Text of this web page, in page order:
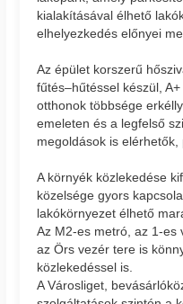
kialakításával élhető
elhelyezkedés előnyei
Az épület korszerű
fűtés–hűtéssel készül,
otthonok többsége
emeleten és a legfelső
megoldások is
A környék közlekedése
közelsége gyors
lakókörnyezet élhető
Az M2-es metró, az 1-es
az Örs vezér tere is
közlekedéssel is.
A Városliget,